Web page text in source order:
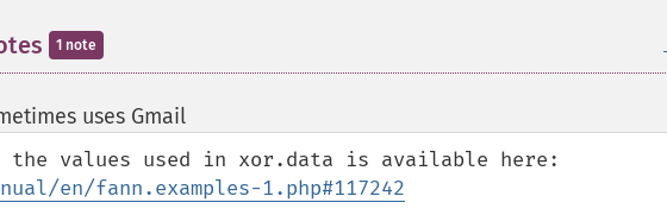
1 note
uses Gmail¶
en/fann.examples-1.php#117242